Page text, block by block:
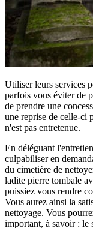
Utiliser leurs services
parfois vous éviter de
de prendre une
une reprise de celle-ci
n'est pas entretenue.
En déléguant
culpabiliser en
du cimetière de
ladite pierre tombale
puissiez vous rendre
Vous aurez ainsi la
nettoyage. Vous
important, à savoir : le